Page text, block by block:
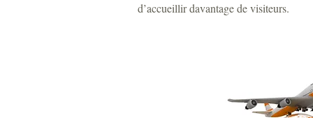
d’accueillir davantage de visiteurs.